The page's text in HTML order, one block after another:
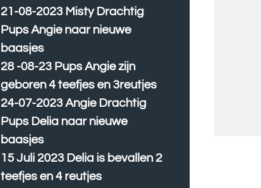
21-08-2023 Misty Drachtig
Pups Angie naar nieuwe
baasjes
28 -08-23 Pups Angie zijn
geboren 4 teefjes en 3reutjes
24-07-2023 Angie Drachtig
Pups Delia naar nieuwe
baasjes
15 Juli 2023 Delia is bevallen 2
teefjes en 4 reutjes